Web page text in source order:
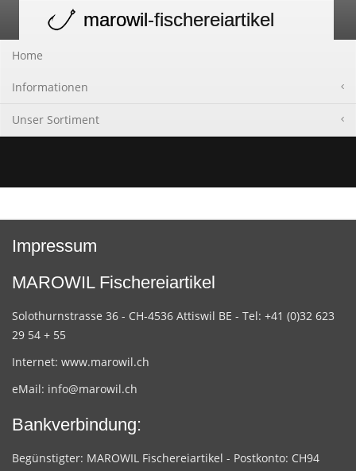
navigation
marowil-fischereiartikel
Home
Informationen
Unser Sortiment
Impressum
MAROWIL Fischereiartikel
Solothurnstrasse 36 - CH-4536 Attiswil BE - Tel: +41 (0)32 623
29 54 + 55
Internet: www.marowil.ch
eMail: info@marowil.ch
Bankverbindung:
Begünstigter: MAROWIL Fischereiartikel - Postkonto: CH94